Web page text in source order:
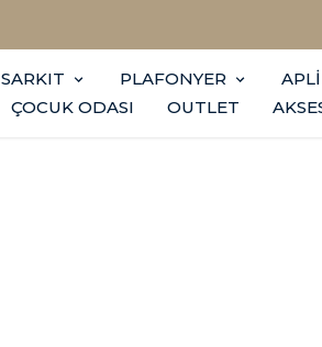
Sepette
SARKIT PLAFONYER
ÇOCUK ODASI
OUTLET